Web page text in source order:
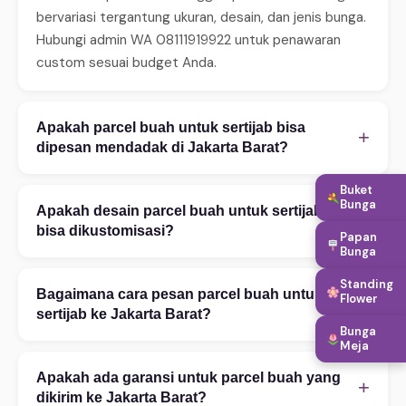
bervariasi tergantung ukuran, desain, dan jenis bunga.
Hubungi admin WA 08111919922 untuk penawaran
custom sesuai budget Anda.
Apakah parcel buah untuk sertijab bisa
dipesan mendadak di Jakarta Barat?
+
Ya, WinnerFleur menerima pesanan mendadak 24 jam.
Untuk same-day delivery (2–4 jam), pastikan order
sebelum jam 14:00. Tersedia juga layanan express 2–
Apakah desain parcel buah untuk sertijab
bisa dikustomisasi?
Tentu! Kami melayani kustomisasi penuh — mulai
warna bunga, ukuran rangkaian, teks ucapan, hingga
penambahan aksesoris. Konsultasi desain gratis via
Bagaimana cara pesan parcel buah untuk
sertijab ke Jakarta Barat?
+
Ceritakan kebutuhan Anda — kategori, occasion,
budget, dan alamat tujuan di Jakarta Barat. (2) Pilih
Apakah ada garansi untuk parcel buah yang
dikirim ke Jakarta Barat?
+
Buket
Bunga
Papan
Bunga
Standing
Flower
Bunga
Meja